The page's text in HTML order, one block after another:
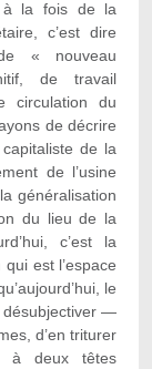
à la fois de la
c’est dire
« nouveau
de travail
circulation du
de décrire
de la
de l’usine
généralisation
du lieu de la
c’est la
est l’espace
le
désubjectiver —
d’en triturer
à deux têtes